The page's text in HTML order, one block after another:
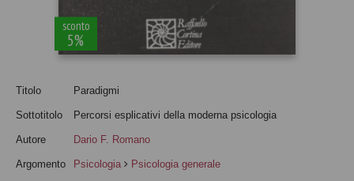
sconto
5%
Titolo Paradigmi
Sottotitolo Percorsi esplicativi della moderna psicologia
Autore Dario F. Romano
Argomento Psicologia Psicologia generale